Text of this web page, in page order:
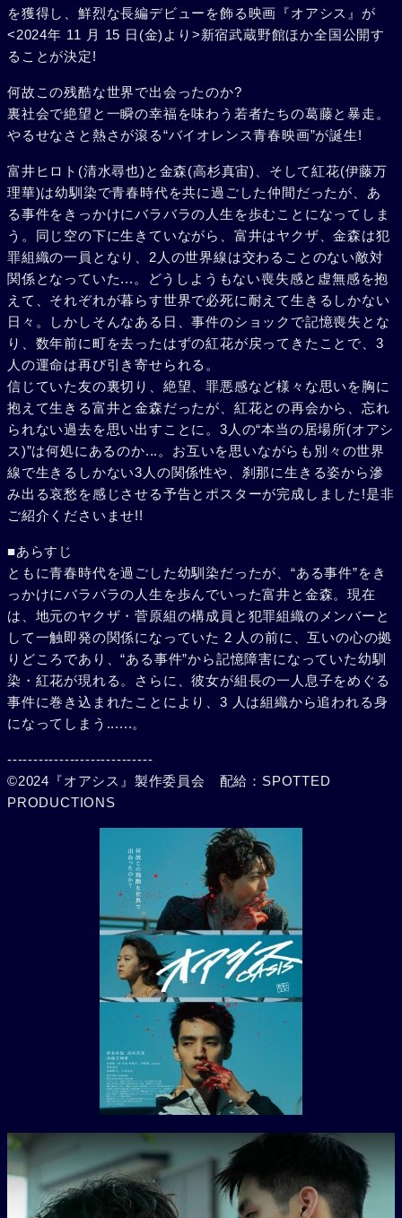
を獲得し、鮮烈な長編デビューを飾る映画『オアシス』が
<2024年 11 月 15 日(金)より>新宿武蔵野館ほか全国公開す
ることが決定!
何故この残酷な世界で出会ったのか?
裏社会で絶望と一瞬の幸福を味わう若者たちの葛藤と暴走。
やるせなさと熱さが滾る“バイオレンス青春映画”が誕生!
富井ヒロト(清水尋也)と金森(高杉真宙)、そして紅花(伊藤万
理華)は幼馴染で青春時代を共に過ごした仲間だったが、あ
る事件をきっかけにバラバラの人生を歩むことになってしま
う。同じ空の下に生きていながら、富井はヤクザ、金森は犯
罪組織の一員となり、2人の世界線は交わることのない敵対
関係となっていた...。どうしようもない喪失感と虚無感を抱
えて、それぞれが暮らす世界で必死に耐えて生きるしかない
日々。しかしそんなある日、事件のショックで記憶喪失とな
り、数年前に町を去ったはずの紅花が戻ってきたことで、3
人の運命は再び引き寄せられる。
信じていた友の裏切り、絶望、罪悪感など様々な思いを胸に
抱えて生きる富井と金森だったが、紅花との再会から、忘れ
られない過去を思い出すことに。3人の“本当の居場所(オアシ
ス)”は何処にあるのか...。お互いを思いながらも別々の世界
線で生きるしかない3人の関係性や、刹那に生きる姿から滲
み出る哀愁を感じさせる予告とポスターが完成しました!是非
ご紹介くださいませ!!
■あらすじ
ともに青春時代を過ごした幼馴染だったが、“ある事件”をき
っかけにバラバラの人生を歩んでいった富井と金森。現在
は、地元のヤクザ・菅原組の構成員と犯罪組織のメンバーと
して一触即発の関係になっていた 2 人の前に、互いの心の拠
りどころであり、“ある事件”から記憶障害になっていた幼馴
染・紅花が現れる。さらに、彼女が組長の一人息子をめぐる
事件に巻き込まれたことにより、3 人は組織から追われる身
になってしまう......。
----------------------------
©2024『オアシス』製作委員会 配給：SPOTTED
PRODUCTIONS